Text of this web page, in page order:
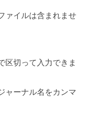
ァイルは含まれませ
区切って入力できま
ャーナル名をカンマ